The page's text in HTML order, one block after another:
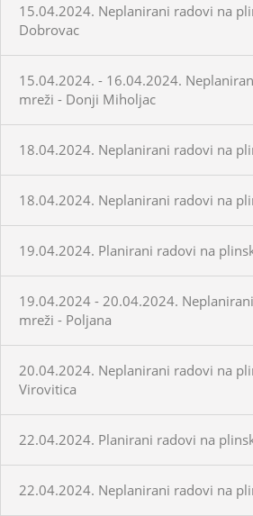
15.04.2024. Neplanirani radovi na
Dobrovac
15.04.2024. - 16.04.2024.
mreži - Donji Miholjac
18.04.2024. Neplanirani radovi na
18.04.2024. Neplanirani radovi na
19.04.2024. Planirani radovi na
19.04.2024 - 20.04.2024.
mreži - Poljana
20.04.2024. Neplanirani radovi na
Virovitica
22.04.2024. Planirani radovi na
22.04.2024. Neplanirani radovi na